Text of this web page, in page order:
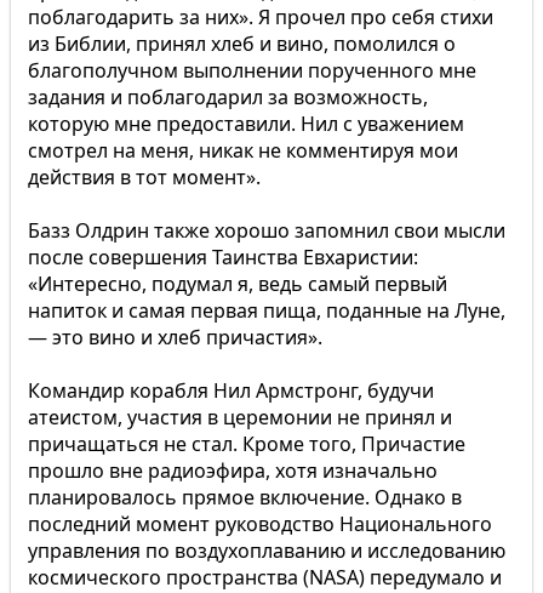
поблагодарить за них». Я прочел про себя стихи
из Библии, принял хлеб и вино, помолился о
благополучном выполнении порученного мне
задания и поблагодарил за возможность,
которую мне предоставили. Нил с уважением
смотрел на меня, никак не комментируя мои
действия в тот момент».
Базз Олдрин также хорошо запомнил свои мысли
после совершения Таинства Евхаристии:
«Интересно, подумал я, ведь самый первый
напиток и самая первая пища, поданные на Луне,
— это вино и хлеб причастия».
Командир корабля Нил Армстронг, будучи
атеистом, участия в церемонии не принял и
причащаться не стал. Кроме того, Причастие
прошло вне радиоэфира, хотя изначально
планировалось прямое включение. Однако в
последний момент руководство Национального
управления по воздухоплаванию и исследованию
космического пространства (NASA) передумало и